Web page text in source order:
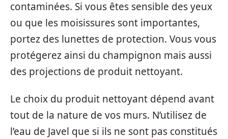
contaminées. Si vous êtes sensible des yeux
ou que les moisissures sont importantes,
portez des lunettes de protection. Vous vous
protégerez ainsi du champignon mais aussi
des projections de produit nettoyant.
Le choix du produit nettoyant dépend avant
tout de la nature de vos murs. N’utilisez de
l’eau de Javel que si ils ne sont pas constitués